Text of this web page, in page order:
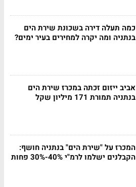
כמה תעלה דירה בשכונת שירת הים
בנתניה ומה יקרה למחירים בעיר ימים?
אביב ייזום זכתה במכרז שירת הים
בנתניה תמורת 171 מיליון שקל
המכרז על "שירת הים" בנתניה חושף:
הקבלנים ישלמו לרמ"י 40%-30% פחות